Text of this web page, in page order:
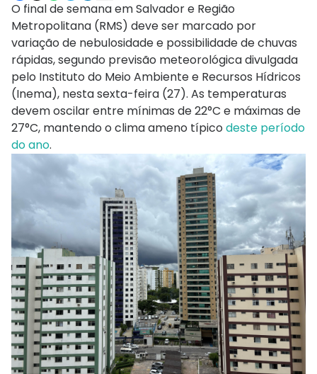
O final de semana em Salvador e Região
Metropolitana (RMS) deve ser marcado por
variação de nebulosidade e possibilidade de chuvas
rápidas, segundo previsão meteorológica divulgada
pelo Instituto do Meio Ambiente e Recursos Hídricos
(Inema), nesta sexta-feira (27). As temperaturas
devem oscilar entre mínimas de 22°C e máximas de
27°C, mantendo o clima ameno típico deste período
do ano.